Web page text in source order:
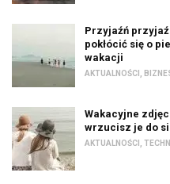
Przyjaźń
pokłócić się o
wakacji
AKTUALNOŚCI
Wakacyjne
wrzucisz je do
AKTUALNOŚCI